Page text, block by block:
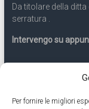
Per fornire le migliori
Da titolare della
serratura .
Intervengo su
Servizio